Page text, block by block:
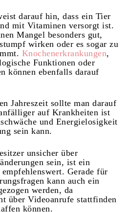
darauf hin, dass ein Tier
mit Vitaminen versorgt ist.
Mangel besonders gut,
wirken oder es sogar zu
Knochenerkrankungen,
Funktionen oder
können ebenfalls darauf
Jahreszeit sollte man darauf
auf Krankheiten ist
und Energielosigkeit
sein kann.
unsicher über
sein, ist ein
Gerade für
kann auch ein
werden, da
über Videoanrufe stattfinden
können.